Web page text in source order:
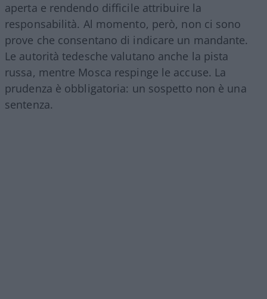
aperta e rendendo difficile attribuire la
responsabilità. Al momento, però, non ci sono
prove che consentano di indicare un mandante.
Le autorità tedesche valutano anche la pista
russa, mentre Mosca respinge le accuse. La
prudenza è obbligatoria: un sospetto non è una
sentenza.